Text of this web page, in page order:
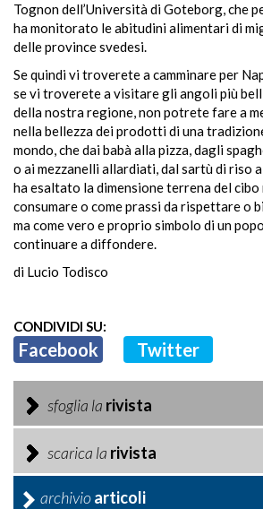
Tognon dell’Università di Goteborg, che
ha monitorato le abitudini alimentari di
delle province svedesi.
Se quindi vi troverete a camminare per
se vi troverete a visitare gli angoli più
della nostra regione, non potrete fare a
nella bellezza dei prodotti di una
mondo, che dai babà alla pizza, dagli
o ai mezzanelli allardiati, dal sartù di riso
ha esaltato la dimensione terrena del cibo
consumare o come prassi da rispettare o
ma come vero e proprio simbolo di un
continuare a diffondere.
di Lucio Todisco
CONDIVIDI SU:
Facebook Twitter
sfoglia la rivista
scarica la rivista
archivioarticoli